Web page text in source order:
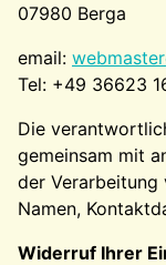
07980 Berga
email:
Tel: +49 36623
Die
gemeinsam mit
der Verarbeitung
Namen,
Widerruf Ihrer